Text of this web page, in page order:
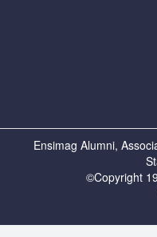
Ensimag Alumni,
©Copyright